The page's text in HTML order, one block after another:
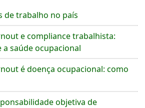
de trabalho no país
e compliance trabalhista:
saúde ocupacional
é doença ocupacional: como
objetiva de